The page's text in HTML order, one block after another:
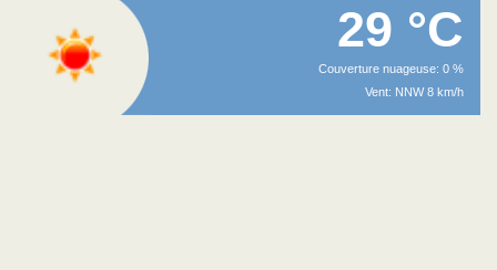
29 °C
Couverture nuageuse: 0 %
Vent: NNW 8 km/h